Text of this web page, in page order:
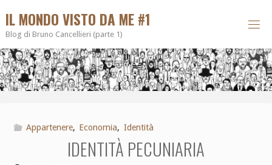
IL MONDO VISTO DA ME #1
Blog di Bruno Cancellieri (parte 1)
Appartenere, Economia, Identità
IDENTITÀ PECUNIARIA